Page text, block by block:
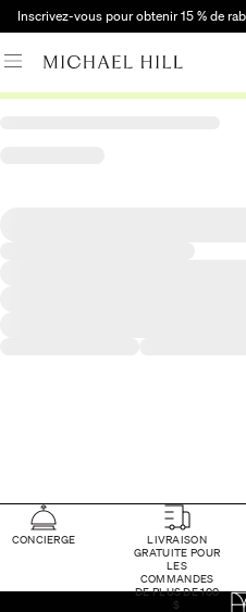
Inscrivez-vous pour obtenir 15 % de
CONCIERGE
LIVRAISON
GRATUITE POUR
LES
COMMANDES
DE PLUS DE 100
$